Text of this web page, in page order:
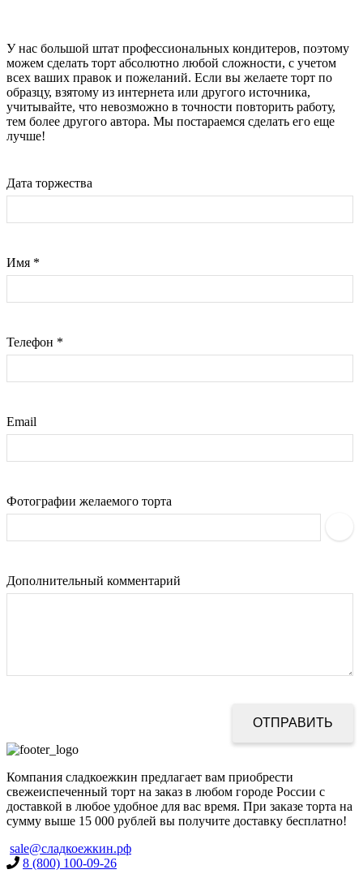
У нас большой штат профессиональных кондитеров, поэтому
можем сделать торт абсолютно любой сложности, с учетом
всех ваших правок и пожеланий. Если вы желаете торт по
образцу, взятому из интернета или другого источника,
учитывайте, что невозможно в точности повторить работу,
тем более другого автора. Мы постараемся сделать его еще
лучше!
Дата торжества
Имя *
Телефон *
Email
Фотографии желаемого торта
Дополнительный комментарий
Компания сладкоежкин предлагает вам приобрести
свежеиспеченный торт на заказ в любом городе России с
доставкой в любое удобное для вас время. При заказе торта на
сумму выше 15 000 рублей вы получите доставку бесплатно!
sale@сладкоежкин.рф
8 (800) 100-09-26